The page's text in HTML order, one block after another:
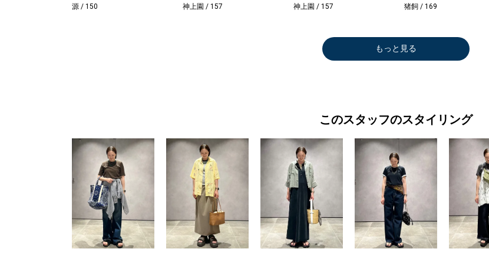
源 / 150
神上園 / 157
神上園 / 157
猪飼 / 169
もっと見る
このスタッフのスタイリング